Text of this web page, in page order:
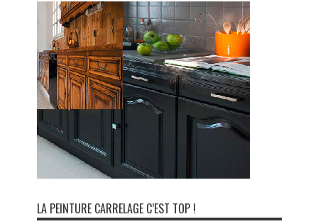
LA PEINTURE CARRELAGE C’EST TOP !